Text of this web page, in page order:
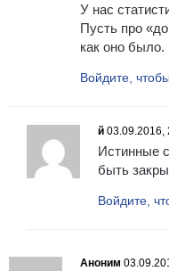
У нас
Пусть про
как оно было.
Войдите,
й 03.09.2016,
Истинные
быть
Войдите,
Аноним